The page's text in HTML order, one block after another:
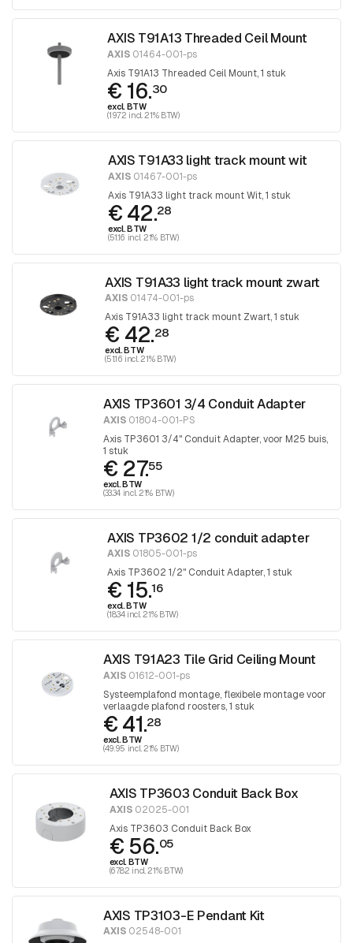
AXIS T91A13 Threaded Ceil Mount
AXIS 01464-001-ps
Axis T91A13 Threaded Ceil Mount, 1 stuk
€ 16.30
excl. BTW
(19.72 incl. 21% BTW)
AXIS T91A33 light track mount wit
AXIS01467-001-ps
Axis T91A33 light track mount Wit, 1 stuk
€ 42.28
excl. BTW
(51.16 incl. 21% BTW)
AXIS T91A33 light track mount zwart
AXIS 01474-001-ps
Axis T91A33 light track mount Zwart, 1 stuk
€ 42.28
excl. BTW
(51.16 incl. 21% BTW)
AXIS TP3601 3/4 Conduit Adapter
AXIS 01804-001-PS
Axis TP3601 3/4" Conduit Adapter, voor M25 buis,
1 stuk
€ 27.55
excl. BTW
(33.34 incl. 21% BTW)
AXIS TP3602 1/2 conduit adapter
AXIS 01805-001-ps
Axis TP3602 1/2" Conduit Adapter, 1 stuk
€ 15.16
excl. BTW
(18.34 incl. 21% BTW)
AXIS T91A23 Tile Grid Ceiling Mount
AXIS 01612-001-ps
Systeemplafond montage, flexibele montage voor
verlaagde plafond roosters, 1 stuk
€ 41.28
excl. BTW
(49.95 incl. 21% BTW)
AXIS TP3603 Conduit Back Box
AXIS02025-001
Axis TP3603 Conduit Back Box
€ 56.05
excl. BTW
(67.82 incl. 21% BTW)
AXIS TP3103-E Pendant Kit
AXIS 02548-001